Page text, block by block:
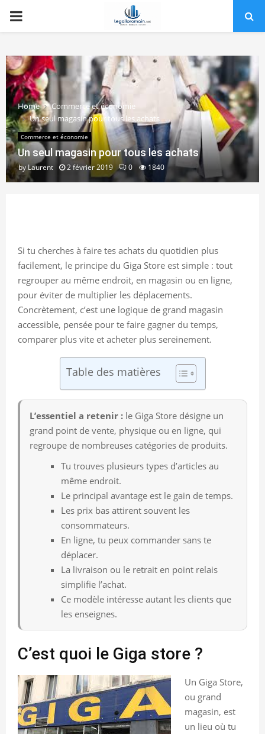
PRIMARY
Home
Commerce et économie
Un seul magasin pour tous les achats
Commerce et économie
Un seul magasin pour tous les achats
by Laurent 2 février 2019 0 1840
Si tu cherches à faire tes achats du quotidien plus
facilement, le principe du Giga Store est simple : tout
regrouper au même endroit, en magasin ou en ligne,
pour éviter de multiplier les déplacements.
Concrètement, c’est une logique de grand magasin
accessible, pensée pour te faire gagner du temps,
comparer plus vite et acheter plus sereinement.
Table des matières
L’essentiel a retenir : le Giga Store désigne un
grand point de vente, physique ou en ligne, qui
regroupe de nombreuses catégories de produits.
Tu trouves plusieurs types d’articles au
même endroit.
Le principal avantage est le gain de temps.
Les prix bas attirent souvent les
consommateurs.
En ligne, tu peux commander sans te
déplacer.
La livraison ou le retrait en point relais
simplifie l’achat.
Ce modèle intéresse autant les clients que
les enseignes.
C’est quoi le Giga store ?
Un Giga Store,
ou grand
magasin, est
un lieu où tu